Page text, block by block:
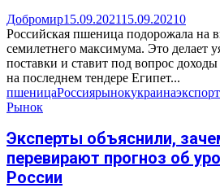
Добромир15.09.202115.09.20210
Российская пшеница подорожала на
семилетнего максимума. Это делает
поставки и ставит под вопрос
на последнем тендере Египет...
пшеницаРоссиярынокукраинаэкспорт
Рынок
Эксперты объяснили,
перевирают прогноз об
России